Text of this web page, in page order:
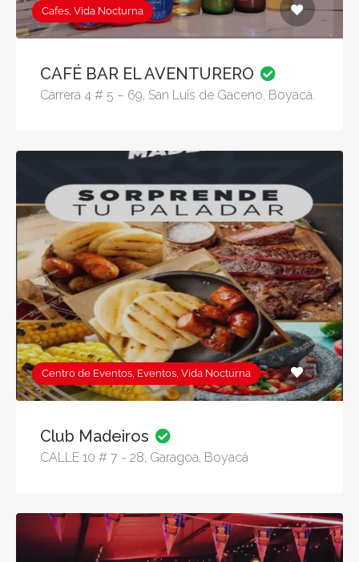
Cafes, Vida Nocturna
CAFÉ BAR EL AVENTURERO
Carrera 4 # 5 – 69, San Luis de Gaceno, Boyacá.
Centro de Eventos, Eventos, Vida Nocturna
Club Madeiros
CALLE 10 # 7 - 28, Garagoa, Boyacá